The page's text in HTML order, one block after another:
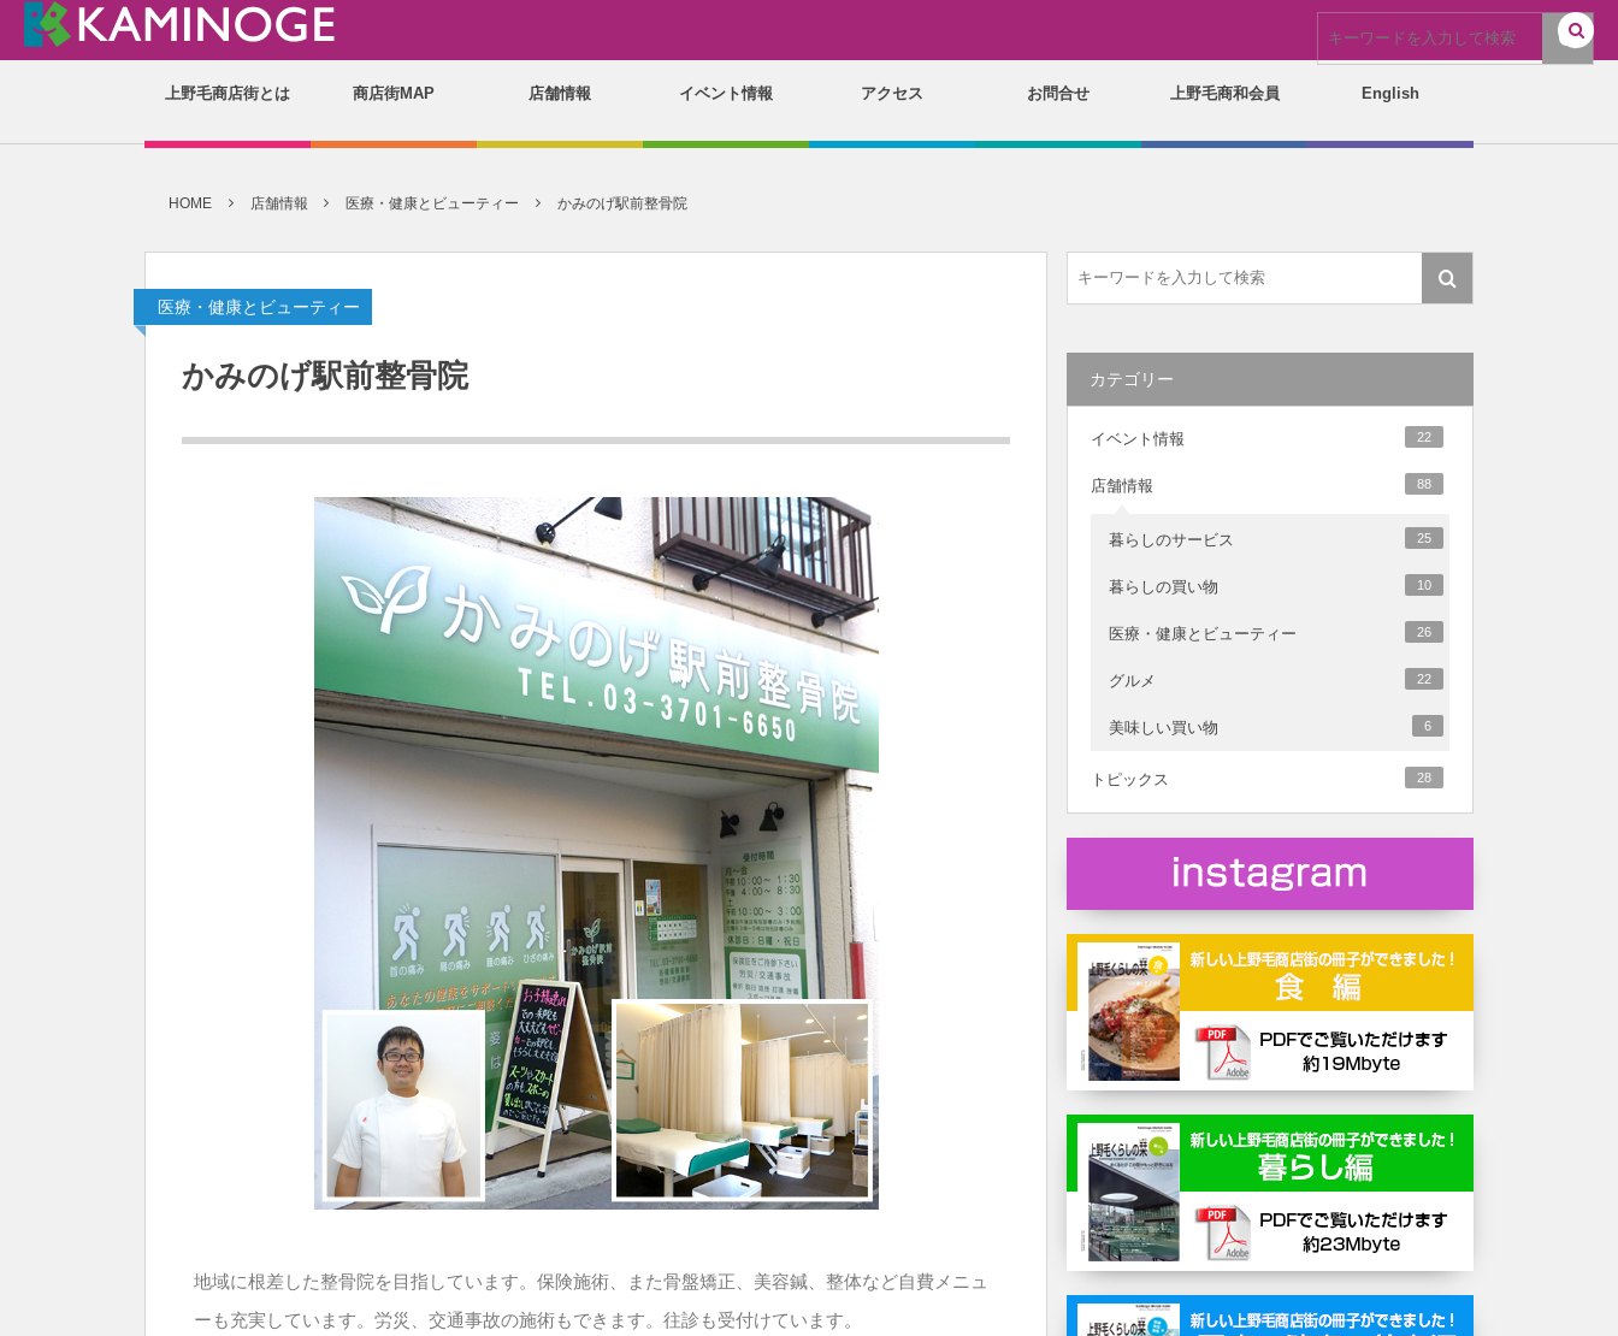
上野毛商店街とは 商店街MAP 店舗情報 イベント情報 アクセス お問合せ 上野毛商和会員 English
HOME 店舗情報 医療・健康とビューティー かみのげ駅前整骨院
医療・健康とビューティー
かみのげ駅前整骨院
地域に根差した整骨院を目指しています。保険施術、また骨盤矯正、美容鍼、整体など自費メニュ
ーも充実しています。労災、交通事故の施術もできます。往診も受付けています。
カテゴリー
イベント情報 22
店舗情報 88
暮らしのサービス 25
暮らしの買い物 10
医療・健康とビューティー 26
グルメ 22
美味しい買い物 6
トピックス 28